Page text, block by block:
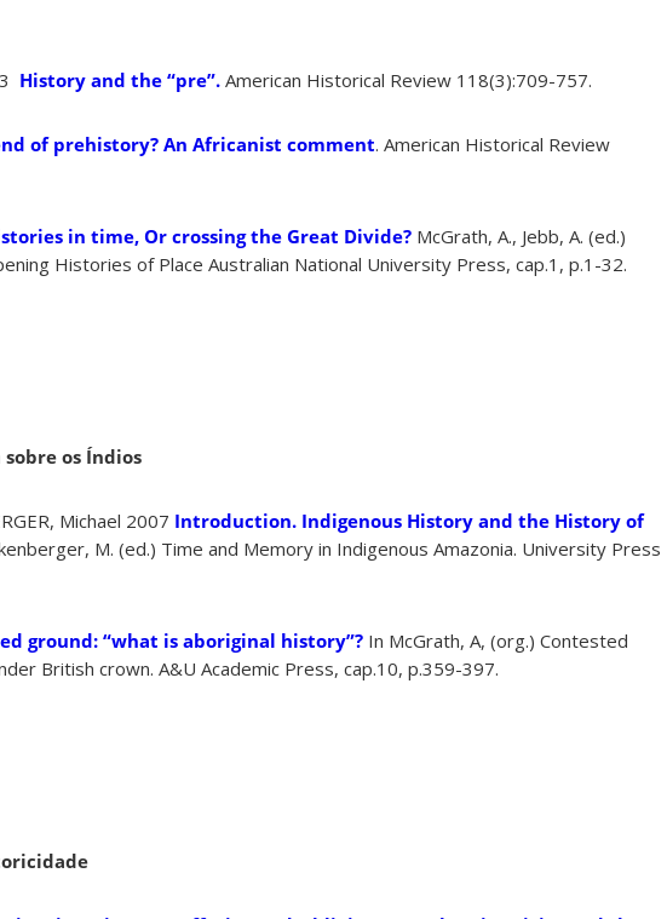
History and the “pre”. American Historical Review 118(3):709-757.
of prehistory? An Africanist comment. American Historical Review
in time, Or crossing the Great Divide? McGrath, A., Jebb, A. (ed.)
Histories of Place Australian National University Press, cap.1, p.1-32.
os Índios
Michael 2007 Introduction. Indigenous History and the History of
M. (ed.) Time and Memory in Indigenous Amazonia. University Press
ground: “what is aboriginal history”? In McGrath, A, (org.) Contested
British crown. A&U Academic Press, cap.10, p.359-397.